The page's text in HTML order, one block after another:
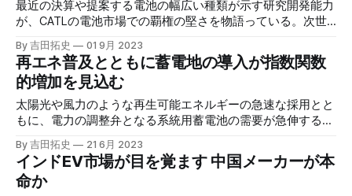
最近の決算や提案する電池の幅広い種類が示す研究開発能力
が、CATLの電池市場での覇権の堅さを物語っている。次世
代電池次第ではゲームはひっくり返るが、ここでもCATLは
研究開発能力の高さを見せている。
By 吉田拓史 01 9月 2023
再エネ普及とともに蓄電地の導入が指数関数
的増加を見込む
太陽光や風力のような再生可能エネルギーの急速な採用とと
もに、電力の調整弁となる系統用蓄電池の需要が急伸するシ
ナリオが現実味を帯びてきた。
By 吉田拓史 21 6月 2023
インドEV市場が目を覚ます 中国メーカーが本
命か